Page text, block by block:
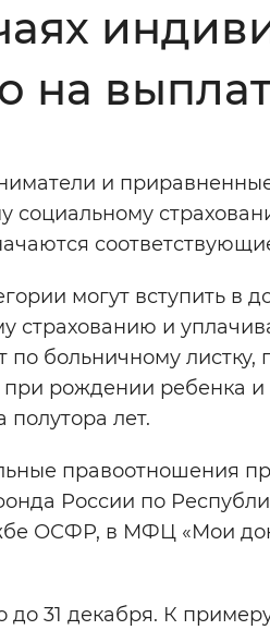
настройки
на
и
могут вступить в
страхованию и
по больничному
рождении ребенка
лет.
правоотношения
России по
ОСФР, в МФЦ «Мои
до 31 декабря. К